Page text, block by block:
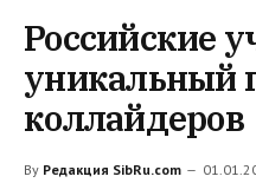
Российские
уникальный
коллайдеров
By Редакция SibRu.com